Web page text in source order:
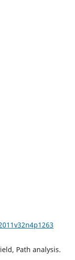
Path analysis.